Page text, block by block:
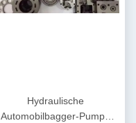
Hydraulische
Automobilbagger-Pumpe